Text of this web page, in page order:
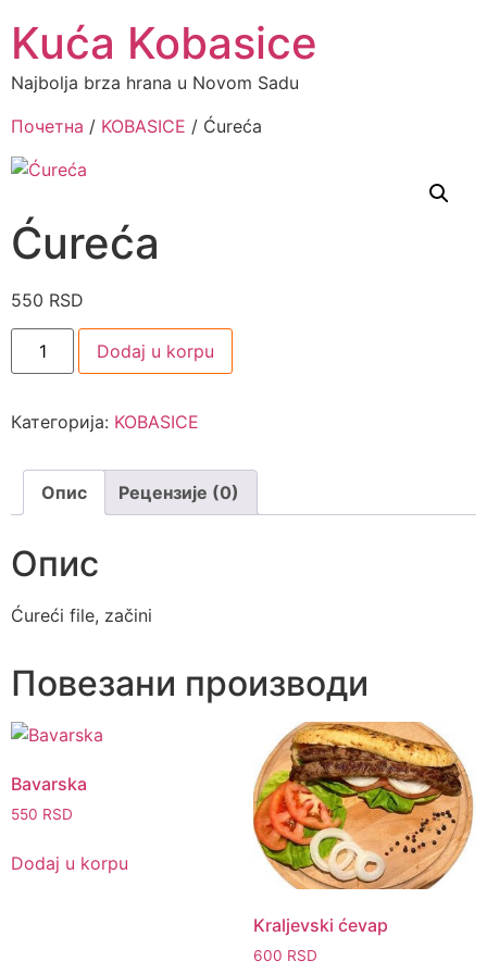
Kuća Kobasice
Najbolja brza hrana u Novom Sadu
Почетна / KOBASICE / Ćureća
Ćureća
550 RSD
Dodaj u korpu
Категорија: KOBASICE
Опис Рецензије (0)
Опис
Ćureći file, začini
Повезани производи
Bavarska
550 RSD
Dodaj u korpu
Kraljevski ćevap
600 RSD